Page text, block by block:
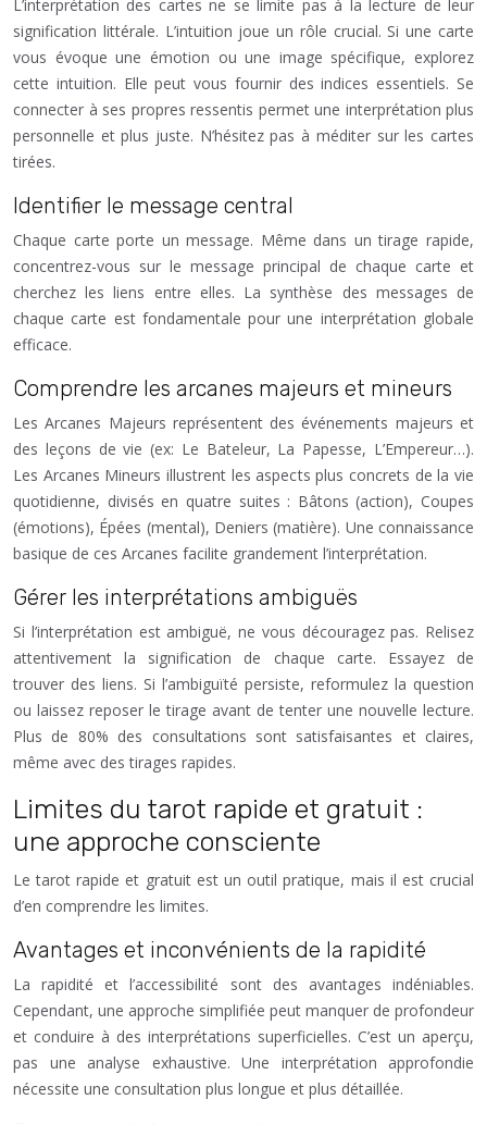
L’interprétation des cartes ne se limite pas à la lecture de leur
signification littérale. L’intuition joue un rôle crucial. Si une carte
vous évoque une émotion ou une image spécifique, explorez
cette intuition. Elle peut vous fournir des indices essentiels. Se
connecter à ses propres ressentis permet une interprétation plus
personnelle et plus juste. N’hésitez pas à méditer sur les cartes
tirées.
Identifier le message central
Chaque carte porte un message. Même dans un tirage rapide,
concentrez-vous sur le message principal de chaque carte et
cherchez les liens entre elles. La synthèse des messages de
chaque carte est fondamentale pour une interprétation globale
efficace.
Comprendre les arcanes majeurs et mineurs
Les Arcanes Majeurs représentent des événements majeurs et
des leçons de vie (ex: Le Bateleur, La Papesse, L’Empereur…).
Les Arcanes Mineurs illustrent les aspects plus concrets de la vie
quotidienne, divisés en quatre suites : Bâtons (action), Coupes
(émotions), Épées (mental), Deniers (matière). Une connaissance
basique de ces Arcanes facilite grandement l’interprétation.
Gérer les interprétations ambiguës
Si l’interprétation est ambiguë, ne vous découragez pas. Relisez
attentivement la signification de chaque carte. Essayez de
trouver des liens. Si l’ambiguïté persiste, reformulez la question
ou laissez reposer le tirage avant de tenter une nouvelle lecture.
Plus de 80% des consultations sont satisfaisantes et claires,
même avec des tirages rapides.
Limites du tarot rapide et gratuit :
une approche consciente
Le tarot rapide et gratuit est un outil pratique, mais il est crucial
d’en comprendre les limites.
Avantages et inconvénients de la rapidité
La rapidité et l’accessibilité sont des avantages indéniables.
Cependant, une approche simplifiée peut manquer de profondeur
et conduire à des interprétations superficielles. C’est un aperçu,
pas une analyse exhaustive. Une interprétation approfondie
nécessite une consultation plus longue et plus détaillée.